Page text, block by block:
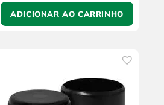
ADICIONAR AO CARRINHO